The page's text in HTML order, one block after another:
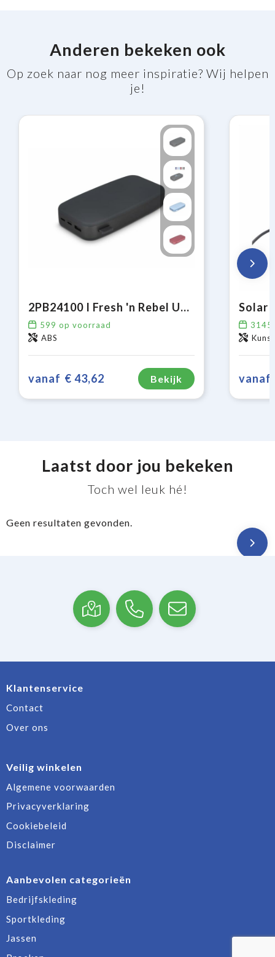
Anderen bekeken ook
Op zoek naar nog meer inspiratie? Wij helpen
je!
2PB24100 I Fresh 'n Rebel USB-C Powerbank 24000mAh
599 op voorraad
ABS
vanaf € 43,62 Bekijk
3145
vanaf
Laatst door jou bekeken
Toch wel leuk hé!
Geen resultaten gevonden.
Klantenservice
Contact
Over ons
Veilig winkelen
Algemene voorwaarden
Privacyverklaring
Cookiebeleid
Disclaimer
Aanbevolen categorieën
Bedrijfskleding
Sportkleding
Jassen